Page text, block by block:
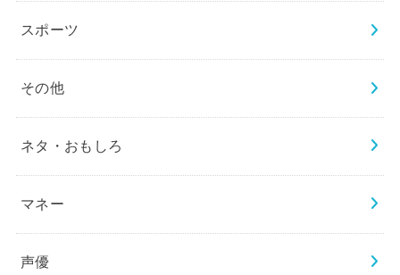
スポーツ
その他
ネタ・おもしろ
マネー
声優